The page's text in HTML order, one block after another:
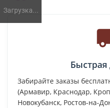
Загрузка...
Быстрая
Забирайте заказы
(Армавир, Краснодар,
Новокубанск, Ростов-на-